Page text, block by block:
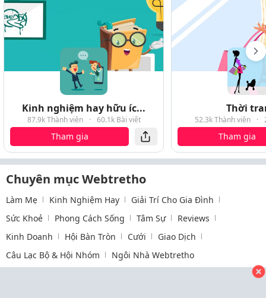
Kinh nghiệm hay hữu íc...
87.9k Thành viên · 60.1k Bài viết
Tham gia
Thời
52.3k Thành viên ·
Tham gia
Chuyên mục Webtretho
Làm Mẹ Kinh Nghiệm Hay
Giải Trí Cho Gia Đình
Sức Khoẻ
Phong Cách Sống Tâm Sự
Reviews
Kinh Doanh
Hội Bàn Tròn Cưới
Giao Dịch
Câu Lạc Bộ & Hội Nhóm
Ngôi Nhà Webtretho